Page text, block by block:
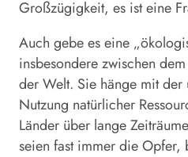
Großzügigkeit, es ist eine
Auch gebe es eine
insbesondere zwischen
der Welt. Sie hänge mit der
Nutzung natürlicher
Länder über lange
seien fast immer die Opfer,